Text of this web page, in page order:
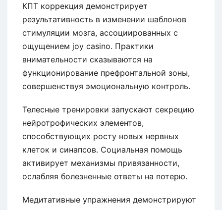
КПТ коррекция демонстрирует
результативность в изменении шаблонов
стимуляции мозга, ассоциированных с
ощущением joy casino. Практики
внимательности сказываются на
функционирование префронтальной зоны,
совершенствуя эмоциональную контроль.
Телесные тренировки запускают секрецию
нейротрофических элементов,
способствующих росту новых нервных
клеток и синапсов. Социальная помощь
активирует механизмы привязанности,
ослабляя болезненные ответы на потерю.
Медитативные упражнения демонстрируют